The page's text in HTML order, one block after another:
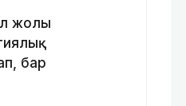
жолы
бар